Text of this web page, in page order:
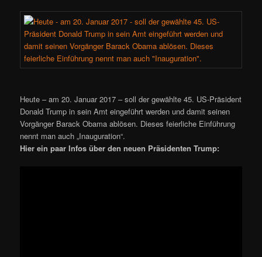
Heute – am 20. Januar 2017 – soll der gewählte 45. US-Präsident
Donald Trump in sein Amt eingeführt werden und damit seinen
Vorgänger Barack Obama ablösen. Dieses feierliche Einführung
nennt man auch „Inauguration“.
Hier ein paar Infos über den neuen Präsidenten Trump: